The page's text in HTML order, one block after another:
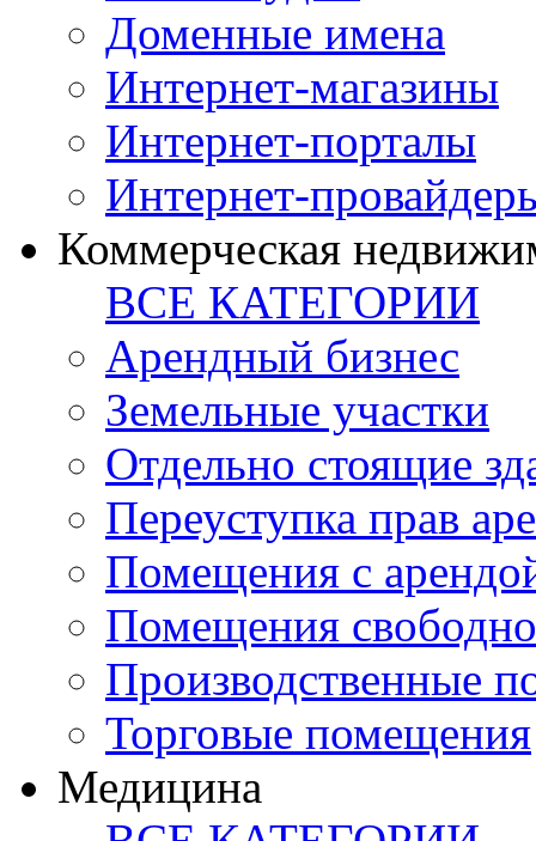
Доменные имена
Интернет-магазины
Интернет-порталы
Интернет-
Коммерческая
ВСЕ КАТЕГОРИИ
Арендный бизнес
Земельные участки
Отдельно стоящие
Переуступка прав
Помещения с
Помещения
Производственные
Торговые помещения
Медицина